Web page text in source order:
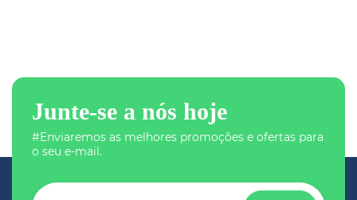
Junte-se a nós hoje
#Enviaremos as melhores promoções e ofertas para
o seu e-mail.